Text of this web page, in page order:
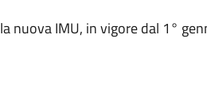
nuova IMU, in vigore dal 1°